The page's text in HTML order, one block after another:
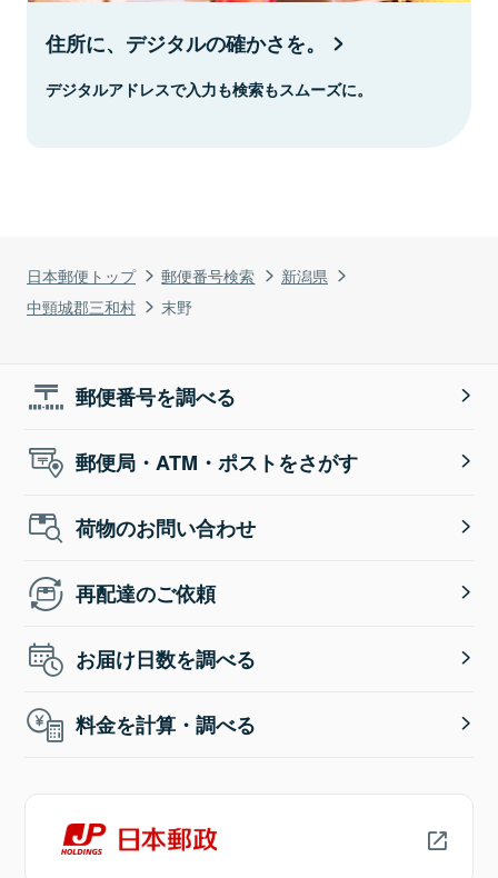
日本郵便トップ 郵便番号検索
新潟県
中頸城郡三和村
末野
住所に、デジタルの確かさを。
デジタルアドレスで入力も検索もスムーズに。
郵便番号を調べる
郵便局・ATM・ポストをさがす
荷物のお問い合わせ
再配達のご依頼
お届け日数を調べる
料金を計算・調べる